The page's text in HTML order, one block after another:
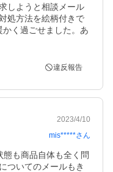
しようと相談メール
処方法を絵柄付きで
く過ごせました。あ
違反報告
2023/4/10
mis*****さん
も商品自体も全く問
ついてのメールもき